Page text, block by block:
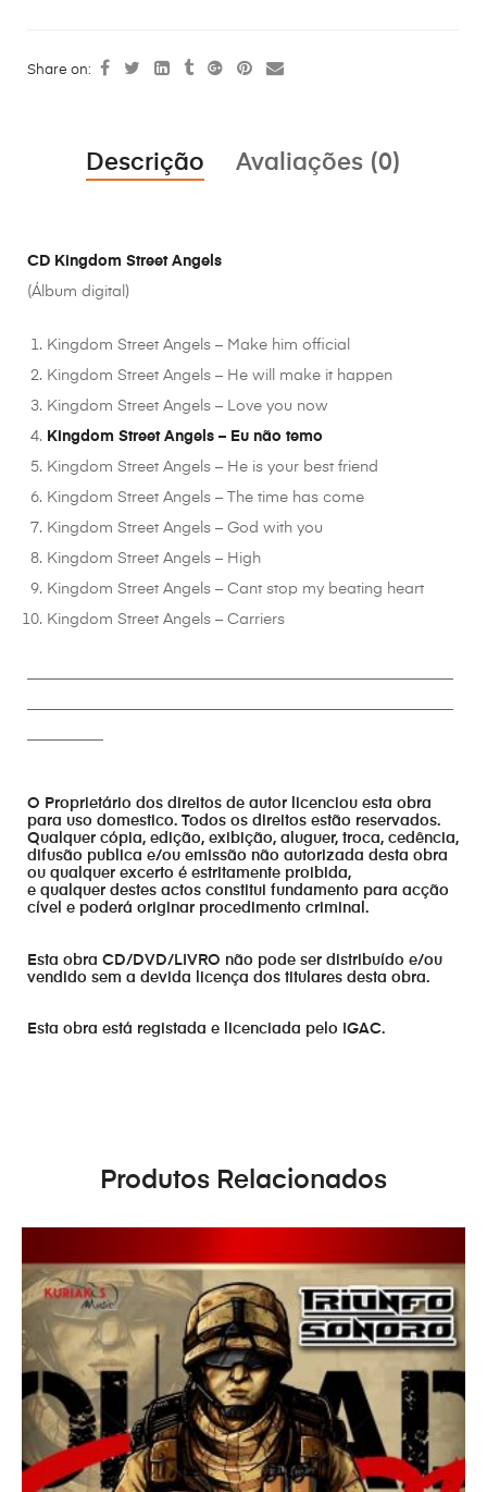
Share on:
Descrição Avaliações (0)
CD Kingdom Street Angels
(Álbum digital)
Kingdom Street Angels – Make him official
Kingdom Street Angels – He will make it happen
Kingdom Street Angels – Love you now
Kingdom Street Angels – Eu não temo
Kingdom Street Angels – He is your best friend
Kingdom Street Angels – The time has come
Kingdom Street Angels – God with you
Kingdom Street Angels – High
Kingdom Street Angels – Cant stop my beating heart
Kingdom Street Angels – Carriers
O Proprietário dos direitos de autor licenciou esta obra
para uso domestico. Todos os direitos estão reservados.
Qualquer cópia, edição, exibição, aluguer, troca, cedência,
difusão publica e/ou emissão não autorizada desta obra
ou qualquer excerto é estritamente proibida,
e qualquer destes actos constitui fundamento para acção
cível e poderá originar procedimento criminal.
Esta obra CD/DVD/LIVRO não pode ser distribuído e/ou
vendido sem a devida licença dos titulares desta obra.
Esta obra está registada e licenciada pelo IGAC.
Produtos Relacionados